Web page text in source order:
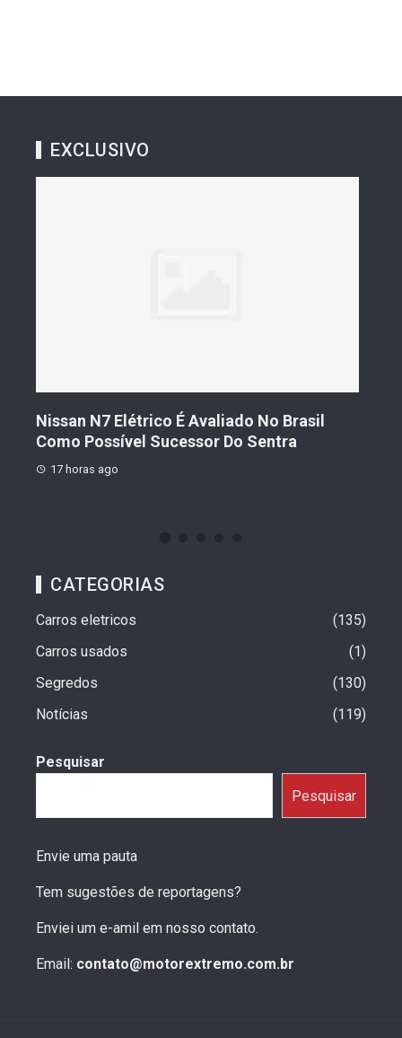
EXCLUSIVO
Nissan N7 Elétrico É Avaliado No Brasil
Como Possível Sucessor Do Sentra
17 horas ago
CATEGORIAS
Carros eletricos
135
Carros usados
1
Segredos
130
Notícias
119
Pesquisar
Pesquisar
Envie uma pauta
Tem sugestões de reportagens?
Enviei um e-amil em nosso contato.
Email: contato@motorextremo.com.br